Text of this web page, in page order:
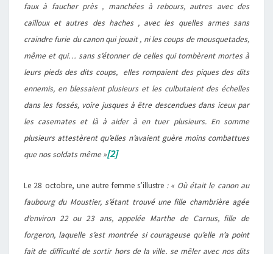
faux à faucher près , manchées à rebours, autres avec des
cailloux et autres des haches , avec les quelles armes sans
craindre furie du canon qui jouait , ni les coups de mousquetades,
même et qui… sans s’étonner de celles qui tombèrent mortes à
leurs pieds des dits coups, elles rompaient des piques des dits
ennemis, en blessaient plusieurs et les culbutaient des échelles
dans les fossés, voire jusques à être descendues dans iceux par
les casemates et là à aider à en tuer plusieurs. En somme
plusieurs attestèrent qu’elles n’avaient guère moins combattues
que nos soldats même »[2]
Le 28 octobre, une autre femme s’illustre: « Où était le canon au
faubourg du Moustier, s’étant trouvé une fille chambrière agée
d’environ 22 ou 23 ans, appelée Marthe de Carnus, fille de
forgeron, laquelle s’est montrée si courageuse qu’elle n’a point
fait de difficulté de sortir hors de la ville, se mêler avec nos dits